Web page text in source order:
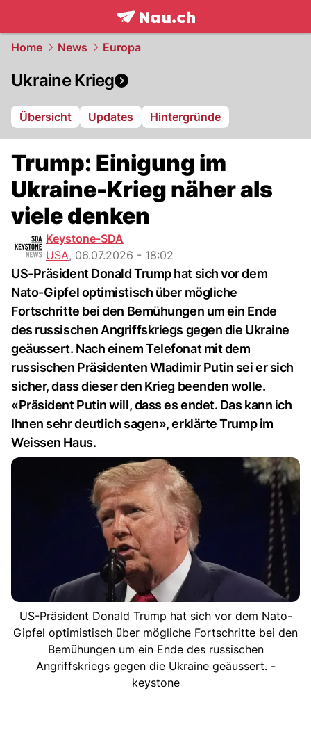
frontpage.NAU.ch
Home News Europa
Ukraine Krieg
Übersicht Updates Hintergründe
Trump: Einigung im
Ukraine-Krieg näher als
viele denken
Keystone-SDA
USA, 06.07.2026 - 18:02
US-Präsident Donald Trump hat sich vor dem
Nato-Gipfel optimistisch über mögliche
Fortschritte bei den Bemühungen um ein Ende
des russischen Angriffskriegs gegen die Ukraine
geäussert. Nach einem Telefonat mit dem
russischen Präsidenten Wladimir Putin sei er sich
sicher, dass dieser den Krieg beenden wolle.
«Präsident Putin will, dass es endet. Das kann ich
Ihnen sehr deutlich sagen», erklärte Trump im
Weissen Haus.
US-Präsident Donald Trump hat sich vor dem Nato-
Gipfel optimistisch über mögliche Fortschritte bei den
Bemühungen um ein Ende des russischen
Angriffskriegs gegen die Ukraine geäussert. -
keystone